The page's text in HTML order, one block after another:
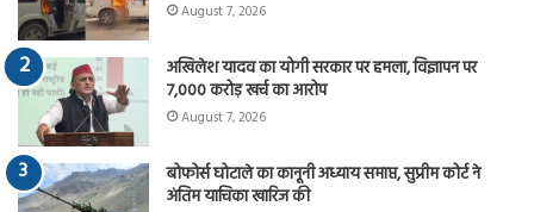
August 7, 2026
अखिलेश यादव का योगी सरकार पर हमला, विज्ञापन पर
7,000 करोड़ खर्च का आरोप
August 7, 2026
बोफोर्स घोटाले का कानूनी अध्याय समाप्त, सुप्रीम कोर्ट ने
अंतिम याचिका खारिज की